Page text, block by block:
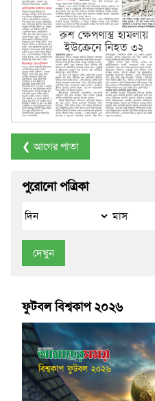
❮ আগের পাতা
পুরোনো পত্রিকা
দেখুন
ফুটবল বিশ্বকাপ ২০২৬